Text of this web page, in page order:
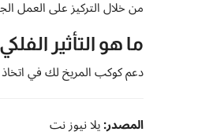
من خلال التركيز على العمل
ما هو التأثير
دعم كوكب المريخ لك في
المصدر:يلا نيوز نت